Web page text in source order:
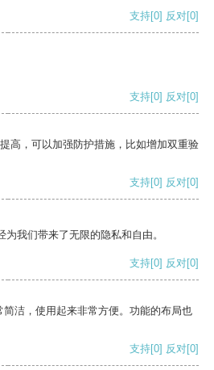
支持[0] 反对[0]
支持[0] 反对[0]
高，可以加强防护措施，比如增加双重验
支持[0] 反对[0]
我们带来了无限的隐私和自由。
支持[0] 反对[0]
洁，使用起来非常方便。功能的布局也
支持[0] 反对[0]